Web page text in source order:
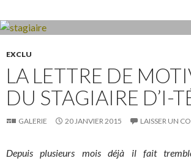
EXCLU
LA LETTRE DE
DU STAGIAIRE D’I-
GALERIE 20 JANVIER 2015 LAISSER UN
Depuis plusieurs mois déjà il fait